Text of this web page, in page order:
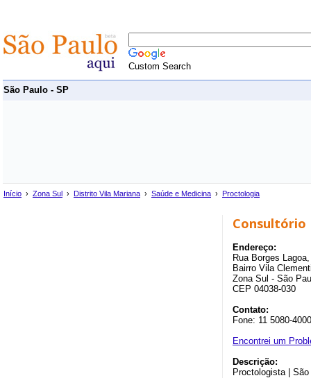
Custom Search
São Paulo - SP
Início › Zona Sul › Distrito Vila Mariana › Saúde e Medicina › Proctologia
Consultório
Endereço:
Rua Borges
Bairro Vila
Zona Sul - São
CEP 04038-030
Contato:
Fone: 11 5080-4000
Encontrei um
Descrição:
Proctologista |